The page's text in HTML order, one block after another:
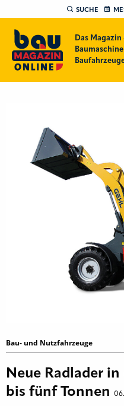
SUCHE
Das
Bau- und Nutzfahrzeuge
Neue Radlader
bis fünf Tonnen